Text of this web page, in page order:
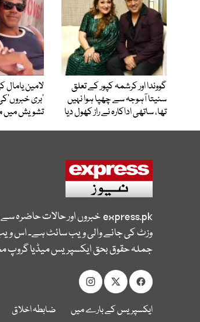
گووندا اور کرشمہ کپور کے تعلق
سنیتا آہوجہ سے چھپا ہوا نہیں
تھا، ساتھی اداکارہ نے راز کھول دیا
لامین یامال
’بری
تشویش میں
express.pkخبروں اور حالات حاضرہ
وزٹ کی جانے والی ویب سائٹ ہے۔ اس
جملہ حقوق بحق ایکسپریس میڈیا گروپ
ایکسپریس کے بارے میں ضابطہ اخلاق